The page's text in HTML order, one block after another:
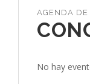
No hay